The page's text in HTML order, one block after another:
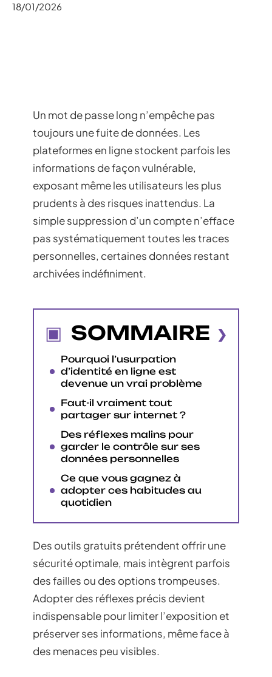
18/01/2026
Un mot de passe long n’empêche pas
toujours une fuite de données. Les
plateformes en ligne stockent parfois les
informations de façon vulnérable,
exposant même les utilisateurs les plus
prudents à des risques inattendus. La
simple suppression d’un compte n’efface
pas systématiquement toutes les traces
personnelles, certaines données restant
archivées indéfiniment.
SOMMAIRE
Pourquoi l’usurpation
d’identité en ligne est
devenue un vrai problème
Faut-il vraiment tout
partager sur internet ?
Des réflexes malins pour
garder le contrôle sur ses
données personnelles
Ce que vous gagnez à
adopter ces habitudes au
quotidien
Des outils gratuits prétendent offrir une
sécurité optimale, mais intègrent parfois
des failles ou des options trompeuses.
Adopter des réflexes précis devient
indispensable pour limiter l’exposition et
préserver ses informations, même face à
des menaces peu visibles.